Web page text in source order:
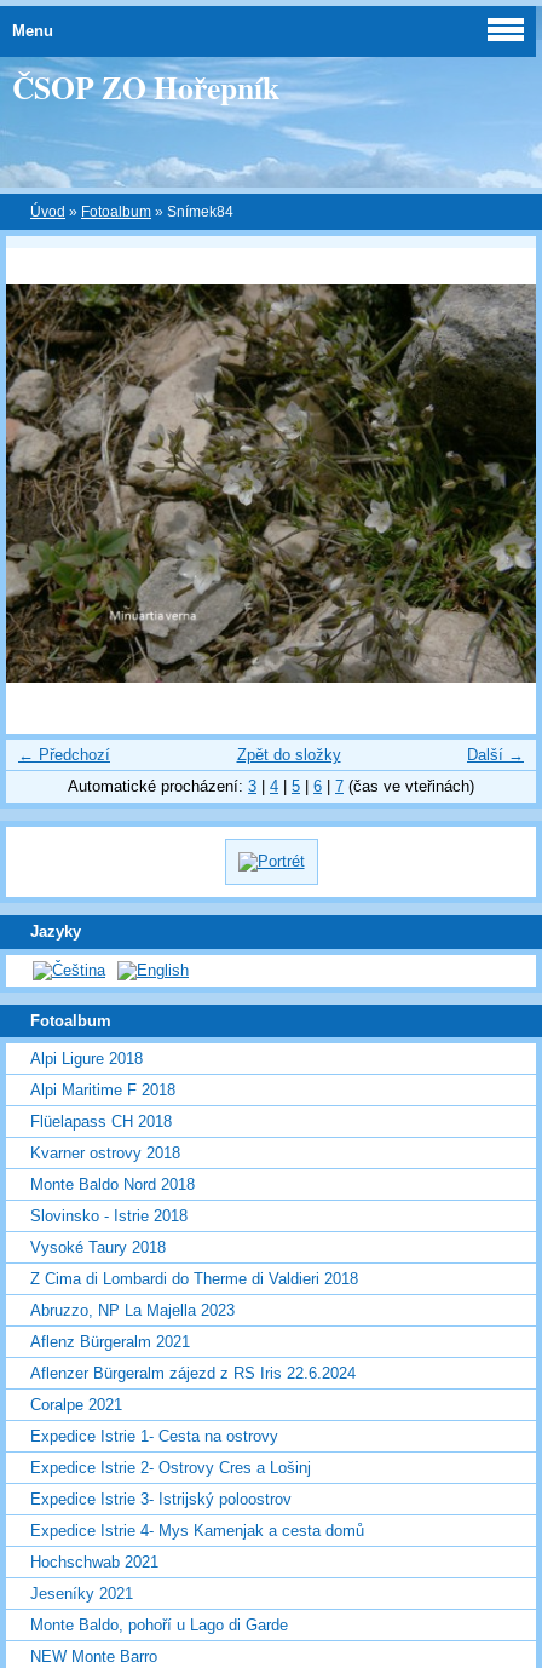
ČSOP ZO Hořepník
Úvod » Fotoalbum » Snímek84
← Předchozí Další →
Zpět do složky
Automatické procházení: 3 4 5 6 7 (čas ve vteřinách)
Jazyky
Menu
Fotoalbum
Alpi Ligure 2018
Alpi Maritime F 2018
Flüelapass CH 2018
Kvarner ostrovy 2018
Monte Baldo Nord 2018
Slovinsko - Istrie 2018
Vysoké Taury 2018
Z Cima di Lombardi do Therme di Valdieri 2018
Abruzzo, NP La Majella 2023
Aflenz Bürgeralm 2021
Aflenzer Bürgeralm zájezd z RS Iris 22.6.2024
Coralpe 2021
Expedice Istrie 1- Cesta na ostrovy
Expedice Istrie 2- Ostrovy Cres a Lošinj
Expedice Istrie 3- Istrijský poloostrov
Expedice Istrie 4- Mys Kamenjak a cesta domů
Hochschwab 2021
Jeseníky 2021
Monte Baldo, pohoří u Lago di Garde
NEW Monte Barro